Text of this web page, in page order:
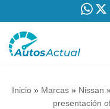
Saltar
Inicio» Marcas» Nissan
presentación